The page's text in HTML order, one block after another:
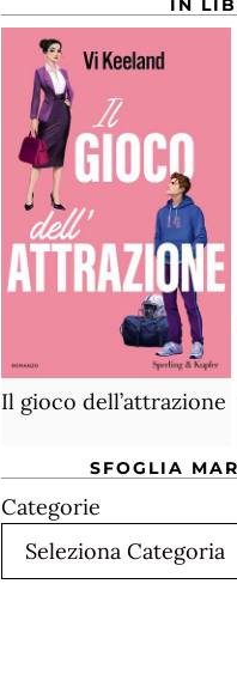
IN
Il gioco dell’attrazione
SFOGLIA
Categorie